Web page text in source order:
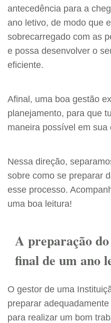
antecedência para a
ano letivo, de modo que
sobrecarregado com as
e possa desenvolver o
eficiente.
Afinal, uma boa gestão
planejamento, para que
maneira possível em sua
Nessa direção,
sobre como se preparar
esse processo.
uma boa leitura!
A preparação
final de um ano
O gestor de uma
preparar
para realizar um bom